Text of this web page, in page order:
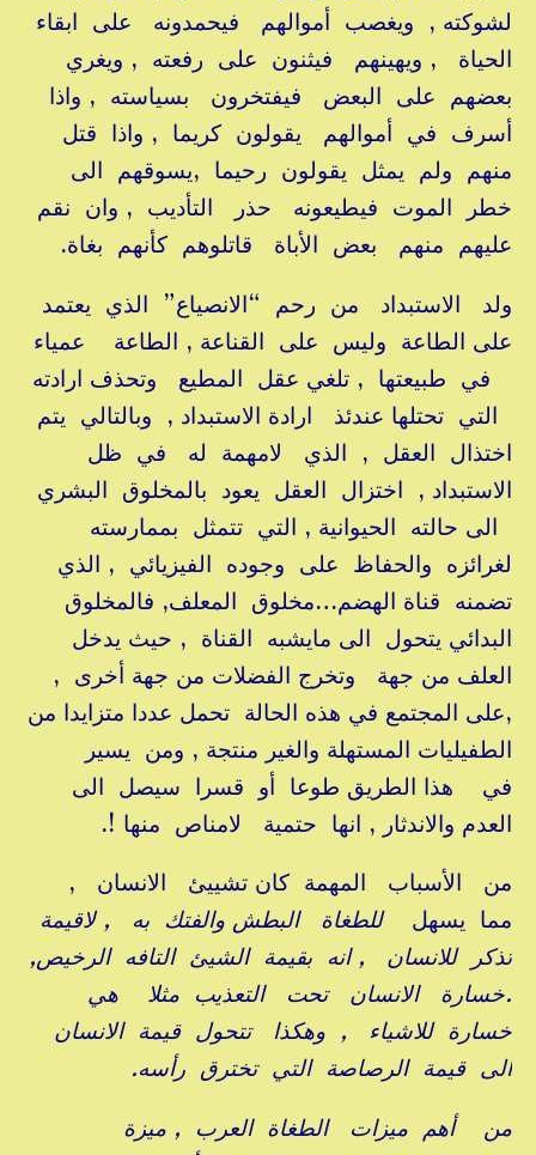
لشوكته , ويغصب أموالهم فيحمدونه على ابقاء
الحياة , ويهينهم فيثنون على رفعته , ويغري
بعضهم على البعض فيفتخرون بسياسته , واذا
أسرف في أموالهم يقولون كريما , واذا قتل
منهم ولم يمثل يقولون رحيما ,يسوقهم الى
خطر الموت فيطيعونه حذر التأديب , وان نقم
عليهم منهم بعض الأباة قاتلوهم كأنهم بغاة.
ولد الاستبداد من رحم “الانصياع” الذي يعتمد
على الطاعة وليس على القناعة , الطاعة عمياء
في طبيعتها , تلغي عقل المطيع وتحذف ارادته
التي تحتلها عندئذ ارادة الاستبداد , وبالتالي يتم
اختذال العقل , الذي لامهمة له في ظل
الاستبداد , اختزال العقل يعود بالمخلوق البشري
الى حالته الحيوانية , التي تتمثل بممارسته
لغرائزه والحفاظ على وجوده الفيزيائي , الذي
تضمنه قناة الهضم…مخلوق المعلف, فالمخلوق
البدائي يتحول الى مايشبه القناة , حيث يدخل
العلف من جهة وتخرج الفضلات من جهة أخرى ,
,على المجتمع في هذه الحالة تحمل عددا متزايدا من
الطفيليات المستهلة والغير منتجة , ومن يسير
في هذا الطريق طوعا أو قسرا سيصل الى
العدم والاندثار , انها حتمية لامناص منها !.
من الأسباب المهمة كان تشييئ الانسان ,
مما يسهل
للطغاة البطش والفتك به , لاقيمة
تذكر للانسان , انه بقيمة الشيئ التافه الرخيص,
.خسارة الانسان تحت التعذيب مثلا هي
خسارة للاشياء , وهكذا تتحول قيمة الانسان
الى قيمة الرصاصة التي تخترق رأسه.
من أهم ميزات الطغاة العرب , ميزة